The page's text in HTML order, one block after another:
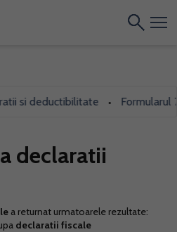
• Formularul 700,
declaratii
a returnat urmatoarele rezultate:
declaratii fiscale